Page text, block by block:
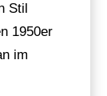
Stil
1950er
im